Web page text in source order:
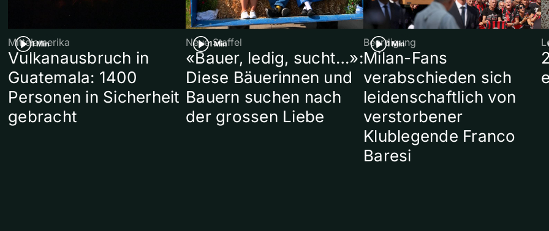
1 Min
Mittelamerika
Vulkanausbruch in
Guatemala: 1400
Personen in Sicherheit
gebracht
1 Min
Neue Staffel
«Bauer, ledig, sucht…»:
Diese Bäuerinnen und
Bauern suchen nach
der grossen Liebe
1 Min
Beerdigung
Milan-Fans
verabschieden sich
leidenschaftlich von
verstorbener
Klublegende Franco
Baresi